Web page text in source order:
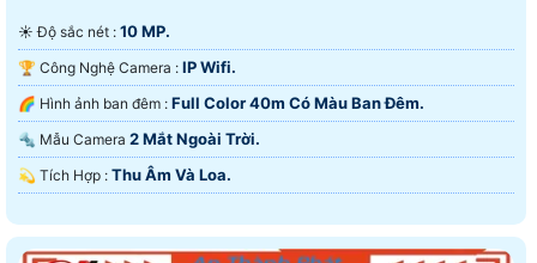
☀️ Độ sắc nét : 10 MP.
🏆 Công Nghệ Camera : IP Wifi.
🌈 Hình ảnh ban đêm : Full Color 40m Có Màu Ban Ðêm.
🔩 Mẫu Camera 2 Mắt Ngoài Trời.
️💫 Tích Hợp : Thu Âm Và Loa.